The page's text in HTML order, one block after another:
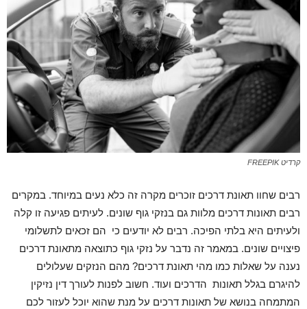
קרדיט FREEPIK
רבים שחוו תאונת דרכים זוכרים מקרה זה כלא נעים במיוחד. במקרים
רבים תאונות דרכים מלוות גם בנזקי גוף שונים. לעיתים פגיעה זו קלה
ולעיתים היא בלתי הפיכה. רבים לא יודעים כי הם זכאים לתשלומי
פיצויים שונים. במאמר זה נדבר על נזקי גוף כתוצאה מתאונת דרכים
נענה על שאלות כמו מהי תאונת דרכים? מהם הנזקים שעלולים
להיגרם בגלל תאונות הדרכים ועוד. חשוב לפנות לעורך דין נזיקין
המתמחה בנושא של תאונות דרכים על מנת שהוא יוכל לעזור לכם